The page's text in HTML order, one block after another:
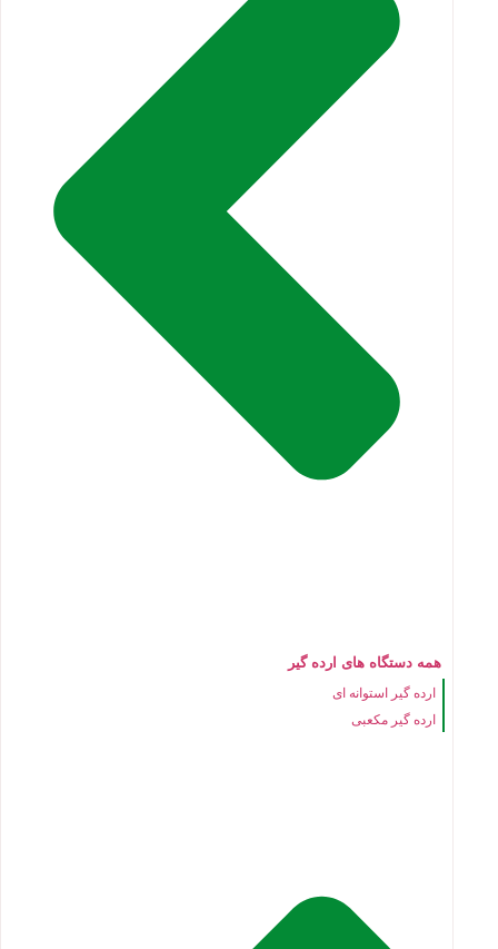
همه دستگاه های ارده گیر
ارده گیر استوانه ای
ارده گیر مکعبی